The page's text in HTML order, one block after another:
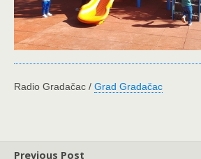
Radio Gradačac / Grad Gradačac
Previous Post